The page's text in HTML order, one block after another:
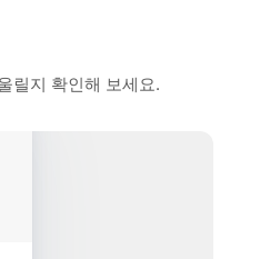
릴지 확인해 보세요.